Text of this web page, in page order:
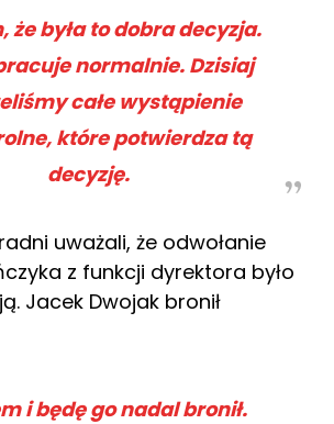
że była to dobra decyzja.
normalnie. Dzisiaj
całe wystąpienie
które potwierdza tą
decyzję.
uważali, że odwołanie
z funkcji dyrektora było
Jacek Dwojak bronił
i będę go nadal bronił.